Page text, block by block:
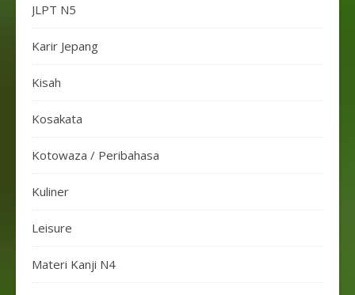
JLPT N5
Karir Jepang
Kisah
Kosakata
Kotowaza / Peribahasa
Kuliner
Leisure
Materi Kanji N4